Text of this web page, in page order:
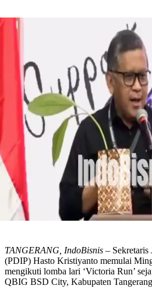
TANGERANG, IndoBisnis – Sekretaris
(PDIP) Hasto Kristiyanto memulai
mengikuti lomba lari ‘Victoria Run’
QBIG BSD City, Kabupaten